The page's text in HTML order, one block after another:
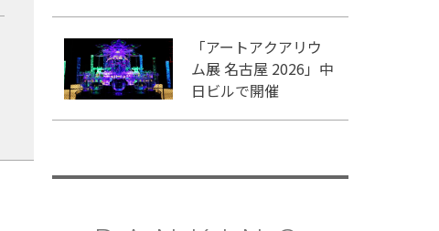
「アートアクアリウ
ム展 名古屋 2026」中
日ビルで開催